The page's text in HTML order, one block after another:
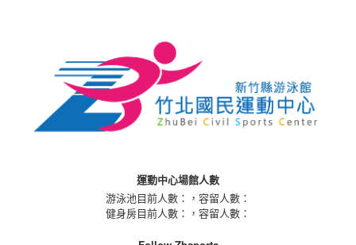
運動中心場館人數
游泳池目前人數：
，容留人數：
健身房目前人數：
，容留人數：